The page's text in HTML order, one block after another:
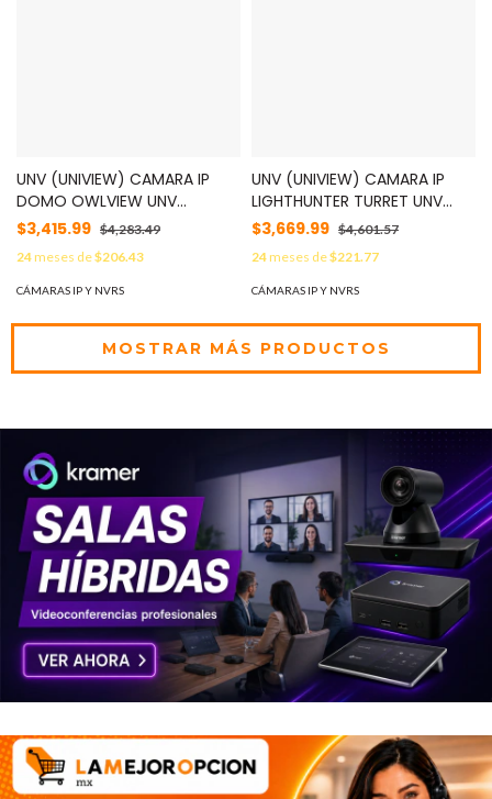
UNV (UNIVIEW) CAMARA IP
DOMO OWLVIEW UNV
IPC3528LE-ADF28K-WP / 8
MP COLORHUNTER / WISE-ISP
/ LENTE-FIJO-2.8MM /
WDR120DB / MICROSD512GB /
HUMAN-BODY-DETECTION /
ONVIF / IP67 / IK10 / 3-AXIS /
METAL+PLASTICO / ULTRA265
DETECTION MOD: IPC3528LE-
ADF28K-WP
$3,415.99 $4,283.49
24meses de$206.43
CÁMARAS IP Y NVRS
UNV (UNIVIEW) CAMARA IP
LIGHTHUNTER TURRET UNV
IPC3614SS-ADF28K-I1 / 4MP /
LENTE 2.8MM / WDR130DB /
IR40M / MICROSD512GB /
MICROFONO-INTEGRADO /
PREVENTION+COLOR-
RETRIEVAL / ONVIF / NDAA /
IP67 / METAL+PLASTICO /
CORREDOR MOD: IPC3614SS-
ADF28K-I1
$3,669.99 $4,601.57
24meses de$221.77
CÁMARAS IP Y NVRS
MOSTRAR MÁS PRODUCTOS